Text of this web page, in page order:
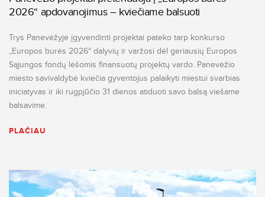
2026“ apdovanojimus – kviečiame balsuoti
Trys Panevėžyje įgyvendinti projektai pateko tarp konkurso
„Europos burės 2026“ dalyvių ir varžosi dėl geriausių Europos
Sąjungos fondų lėšomis finansuotų projektų vardo. Panevėžio
miesto savivaldybė kviečia gyventojus palaikyti miestui svarbias
iniciatyvas ir iki rugpjūčio 31 dienos atiduoti savo balsą viešame
balsavime.
PLAČIAU